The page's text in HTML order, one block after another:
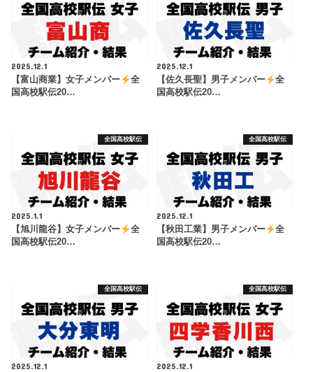
2025.12.1
【富山商業】女子メンバー
全
国高校駅伝20…
2025.12.1
【佐久長聖】男子メンバー
全
国高校駅伝20…
全国高校駅伝
2025.1.1
【旭川龍谷】女子メンバー
全
国高校駅伝20…
全国高校駅伝
2025.12.1
【秋田工業】男子メンバー
全
国高校駅伝20…
全国高校駅伝
2025.12.1
全国高校駅伝
2025.12.1